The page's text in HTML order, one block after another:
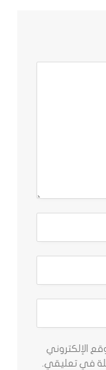
الإلكتروني
في تعليقي.